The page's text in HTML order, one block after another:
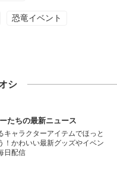
恐竜イベント
シ
たちの最新ニュース
キャラクターアイテムでほっと
！かわいい最新グッズやイベン
日配信